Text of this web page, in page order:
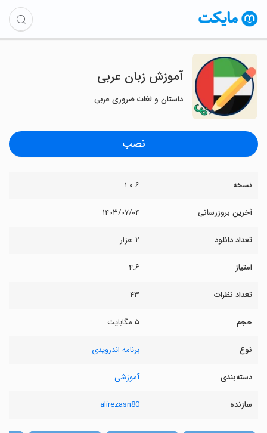
آموزش زبان عربی
داستان و لغات ضروری عربی
نصب
نسخه ۱.۰.۶
آخرین بروزرسانی ۱۴۰۳/۰۷/۰۴
تعداد دانلود ۲ هزار
امتیاز ۴.۶
تعداد نظرات ۴۳
حجم ۵ مگابایت
نوع برنامه اندرویدی
دسته‌بندی آموزشی
سازنده alirezasn80